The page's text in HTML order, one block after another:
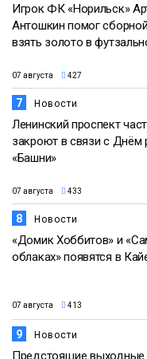
Игрок ФК «Норильск»
Антошкин помог
взять золото в
07 августа 427
7 Новости
Ленинский проспект
закроют в связи с Днём
«Башни»
07 августа 433
8 Новости
«Домик Хоббитов» и
облаках» появятся в
07 августа 413
9 Новости
Предстоящие выходные